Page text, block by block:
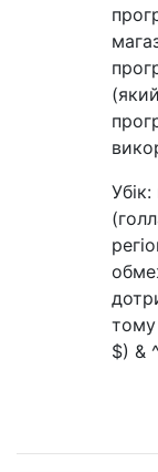
тому
$) &